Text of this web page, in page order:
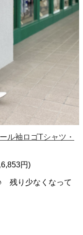
ル袖ロゴTシャツ・
円)
残り少なくなって